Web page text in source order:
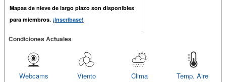
Mapas de nieve de largo plazo son disponibles
para miembros. ¡Inscríbase!
Condiciones Actuales
Temp. Aire
Clima
Viento
Webcams